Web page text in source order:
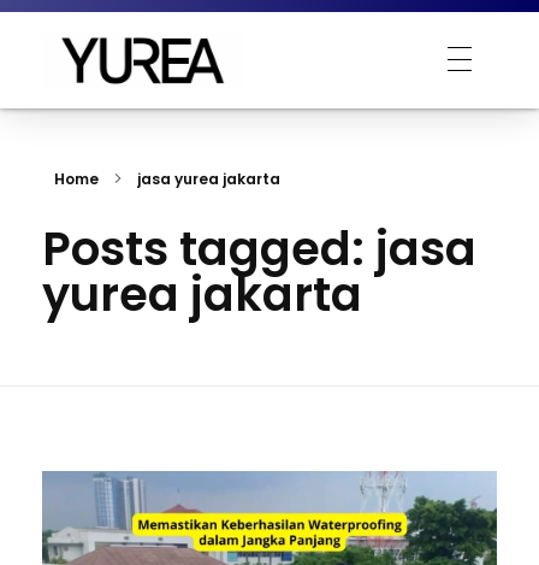
Yurea Indonesia
Home jasa yurea jakarta
Posts tagged: jasa
yurea jakarta